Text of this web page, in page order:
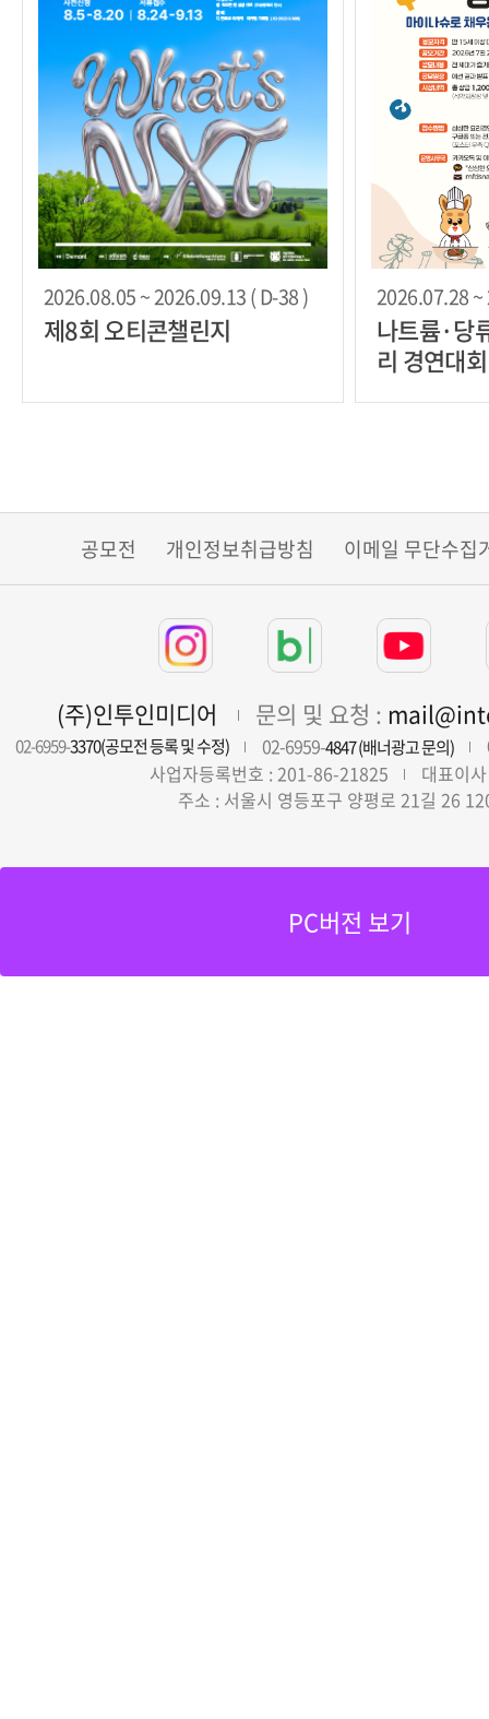
2026.08.05 ~ 2026.09.13 ( D-38 )
제8회 오티콘챌린지
2026.07.28 ~
나트륨·당
리 경연대회
공모전 개인정보취급방침 이메일 무단수집
(주)인투인미디어 문의 및 요청 :
02-6959-3370(공모전 등록 및 수정) 02-6959-4847 (배너광고 문의)
사업자등록번호 : 201-86-21825
대표이
주소 : 서울시 영등포구 양평로 21길 26
PC버전 보기